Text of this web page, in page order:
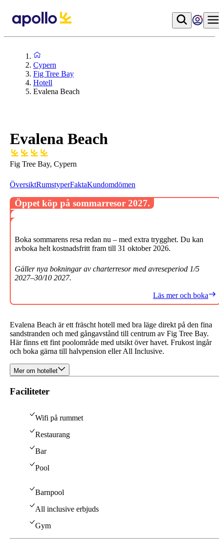
Cypern
Fig Tree Bay
Hotell
Evalena Beach
Evalena Beach
Fig Tree Bay, Cypern
ÖversiktRumstyperFaktaKundomdömen
Evalena Beach är ett fräscht hotell med bra läge direkt på den fina
sandstranden och med gångavstånd till centrum av Fig Tree Bay.
Här finns ett fint poolområde med utsikt över havet. Frukost ingår
och boka gärna till halvpension eller All Inclusive.
Mer om hotellet
Faciliteter
Wifi på rummet
Restaurang
Bar
Pool
Barnpool
All inclusive erbjuds
Gym
Öppet köp på sommarresor 2027.
Boka sommarens resa redan nu – med extra trygghet. Du kan
avboka helt kostnadsfritt fram till 31 oktober 2026.
Gäller nya bokningar av charterresor med avreseperiod 1/5
2027–30/10 2027.
Läs mer och boka